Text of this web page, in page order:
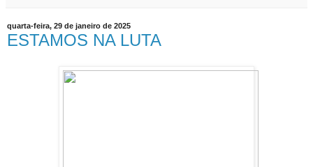
quarta-feira, 29 de janeiro de 2025
ESTAMOS NA LUTA